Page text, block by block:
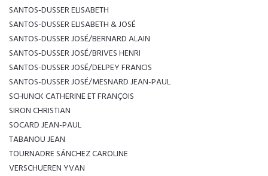
SANTOS-DUSSER ELISABETH
SANTOS-DUSSER ELISABETH & JOSÉ
SANTOS-DUSSER JOSÉ/BERNARD ALAIN
SANTOS-DUSSER JOSÉ/BRIVES HENRI
SANTOS-DUSSER JOSÉ/DELPEY FRANCIS
SANTOS-DUSSER JOSÉ/MESNARD JEAN-PAUL
SCHUNCK CATHERINE ET FRANÇOIS
SIRON CHRISTIAN
SOCARD JEAN-PAUL
TABANOU JEAN
TOURNADRE SÁNCHEZ CAROLINE
VERSCHUEREN YVAN